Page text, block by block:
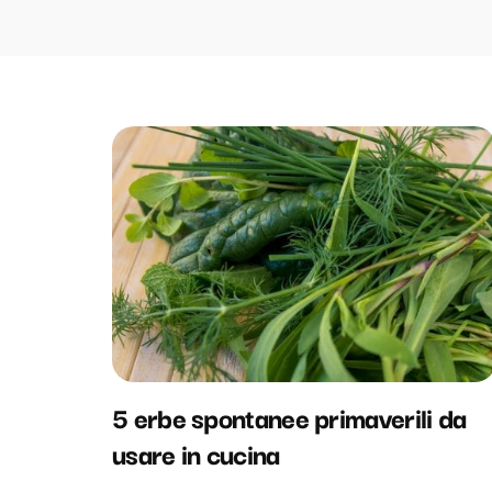
5 erbe spontanee primaverili da
usare in cucina